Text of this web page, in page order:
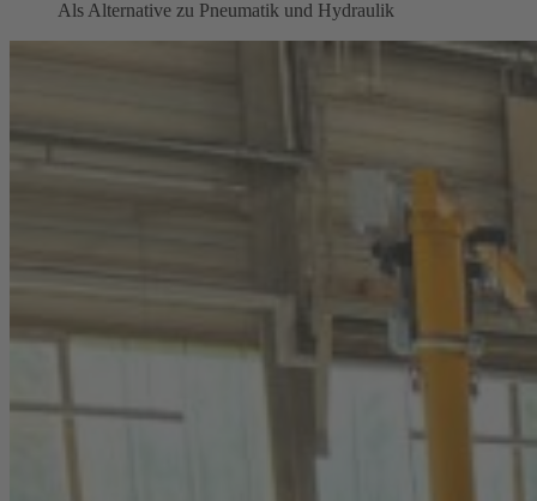
Als Alternative zu Pneumatik und Hydraulik